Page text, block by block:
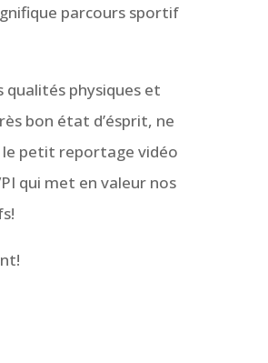
parcours sportif
qualités physiques et
bon état d’ésprit, ne
le petit reportage vidéo
qui met en valeur nos